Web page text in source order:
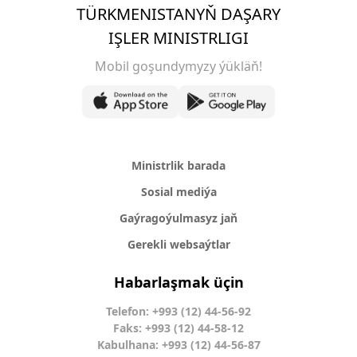
TÜRKMENISTANYŇ DAŞARY
IŞLER MINISTRLIGI
Mobil goşundymyzy ýükläň!
Ministrlik barada
Sosial mediýa
Gaýragoýulmasyz jaň
Gerekli websaýtlar
Habarlaşmak üçin
Telefon: +993 (12) 44-56-92
Faks: +993 (12) 44-58-12
Kabulhana: +993 (12) 44-56-87